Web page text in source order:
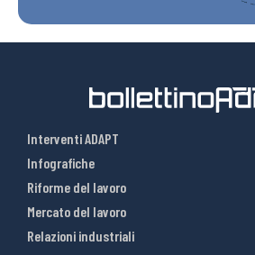
Interventi ADAPT
Infografiche
Riforme del lavoro
Mercato del lavoro
Relazioni industriali